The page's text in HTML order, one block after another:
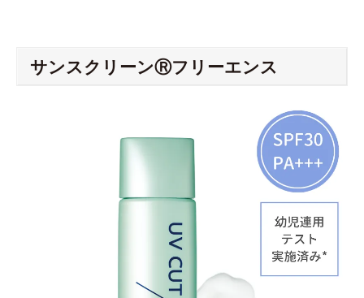
サンスクリーンⓇフリーエンス